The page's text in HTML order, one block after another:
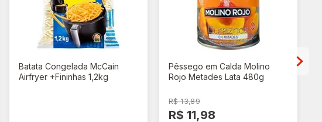
Batata Congelada McCain
Airfryer +Fininhas 1,2kg
Pêssego em Calda Molino
Rojo Metades Lata 480g
R$ 13,89
R$ 11,98